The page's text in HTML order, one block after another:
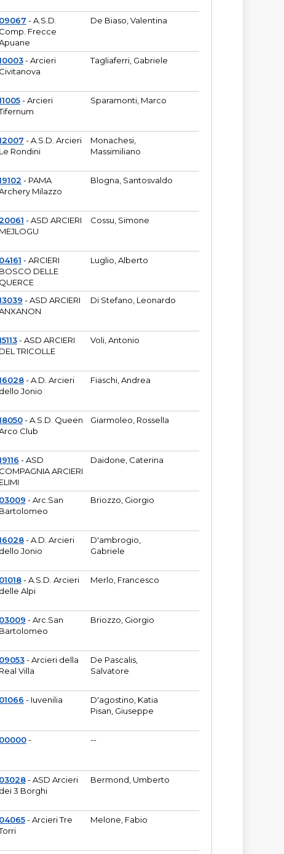
09067 - A.S.D.
Comp. Frecce
De Biaso, Valentina
- Arcieri
Civitanova
Tagliaferri, Gabriele
- Arcieri
Sparamonti, Marco
- A.S.D. Arcieri
Le Rondini
Monachesi,
Massimiliano
- PAMA
Milazzo
Blogna, Santosvaldo
- ASD ARCIERI
MEJLOGU
Cossu, Simone
04161 - ARCIERI
BOSCO DELLE
QUERCE
Luglio, Alberto
- ASD ARCIERI
Di Stefano, Leonardo
- ASD ARCIERI
DEL TRICOLLE
Voli, Antonio
- A.D. Arcieri
dello Jonio
Fiaschi, Andrea
- A.S.D. Queen
Club
Giarmoleo, Rossella
- ASD
COMPAGNIA ARCIERI
ELIMI
Daidone, Caterina
03009 - Arc.San
Bartolomeo
Briozzo, Giorgio
- A.D. Arcieri
dello Jonio
D'ambrogio,
Gabriele
01018- A.S.D. Arcieri
delle Alpi
Merlo, Francesco
03009 - Arc.San
Bartolomeo
Briozzo, Giorgio
09053- Arcieri della
Real Villa
De Pascalis,
Salvatore
01066 - Iuvenilia
D'agostino, Katia
Pisan, Giuseppe
00000- --
03028- ASD Arcieri
dei 3 Borghi
Bermond, Umberto
04065- Arcieri Tre
Melone, Fabio